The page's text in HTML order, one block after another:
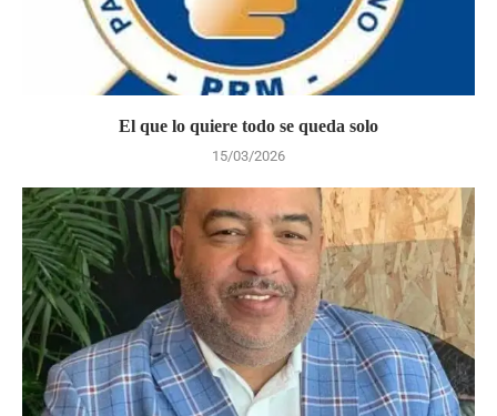
El que lo quiere todo se queda solo
15/03/2026